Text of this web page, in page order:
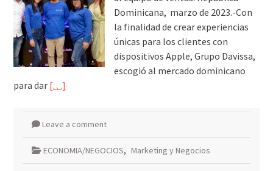
Dominicana, marzo de 2023.-Con
la finalidad de crear experiencias
únicas para los clientes con
dispositivos Apple, Grupo Davissa,
escogió al mercado dominicano
para dar […]
Leave a comment
ECONOMIA/NEGOCIOS, Marketing y Negocios